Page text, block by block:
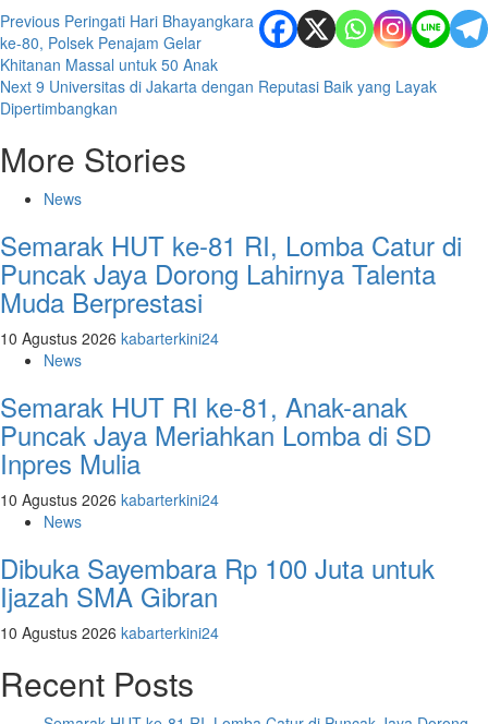
Post
navigation
Previous Peringati Hari Bhayangkara
ke-80, Polsek Penajam Gelar
Khitanan Massal untuk 50 Anak
Next 9 Universitas di Jakarta dengan Reputasi Baik yang Layak
Dipertimbangkan
More Stories
News
Semarak HUT ke-81 RI, Lomba Catur di
Puncak Jaya Dorong Lahirnya Talenta
Muda Berprestasi
10 Agustus 2026 kabarterkini24
News
Semarak HUT RI ke-81, Anak-anak
Puncak Jaya Meriahkan Lomba di SD
Inpres Mulia
10 Agustus 2026 kabarterkini24
News
Dibuka Sayembara Rp 100 Juta untuk
Ijazah SMA Gibran
10 Agustus 2026 kabarterkini24
Recent Posts